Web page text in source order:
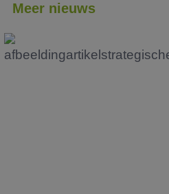
Meer nieuws